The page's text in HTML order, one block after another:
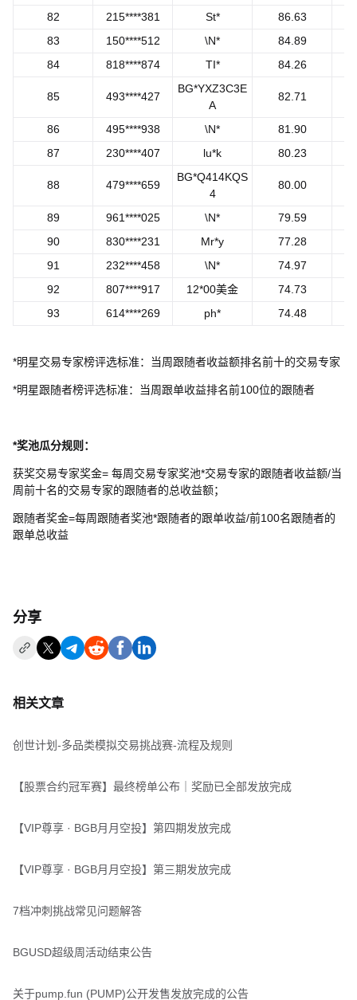
82
215****381 St*
86.63
83
150****512 \N*
84.89
84
818****874 TI* 84.26
85 493****427
BG*YXZ3C3E
A
82.71
86 495****938 \N*
81.90
87
230****407 lu*k 80.23
88 479****659
BG*Q414KQS
4
80.00
89 961****025 \N*
79.59
90
830****231 Mr*y
77.28
91
232****458 \N*
74.97
92
807****917 12*00美金
74.73
93
614****269 ph* 74.48
*明星交易专家榜评选标准：当周跟随者收益额排名前十的交易专家
*明星跟随者榜评选标准：当周跟单收益排名前100位的跟随者
*奖池瓜分规则：
获奖交易专家奖金= 每周交易专家奖池*交易专家的跟随者收益额/当
周前十名的交易专家的跟随者的总收益额；
跟随者奖金=每周跟随者奖池*跟随者的跟单收益/前100名跟随者的
跟单总收益
分享
相关文章
创世计划-多品类模拟交易挑战赛-流程及规则
【股票合约冠军赛】最终榜单公布｜奖励已全部发放完成
【VIP尊享 · BGB月月空投】第四期发放完成
【VIP尊享 · BGB月月空投】第三期发放完成
7档冲刺挑战常见问题解答
BGUSD超级周活动结束公告
关于pump.fun (PUMP)公开发售发放完成的公告